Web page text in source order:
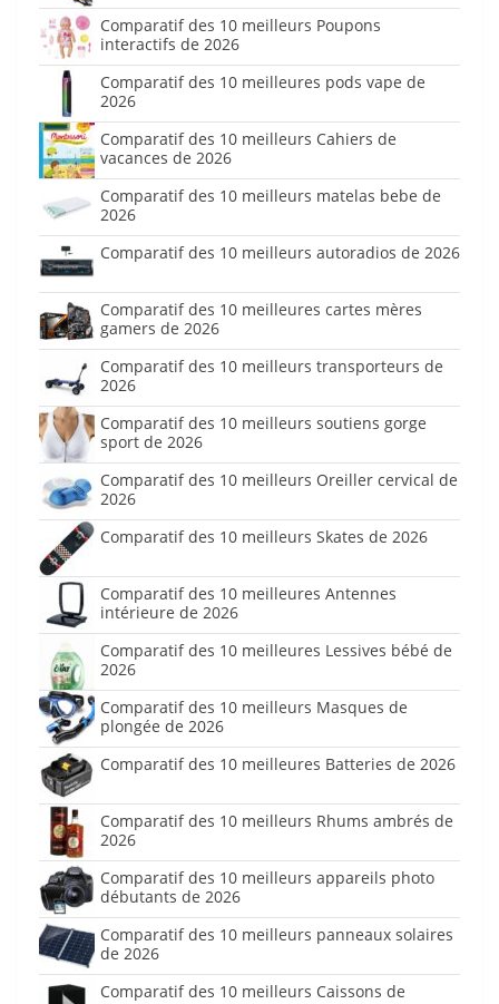
Comparatif des 10 meilleurs Poupons
interactifs de 2026
Comparatif des 10 meilleures pods vape de
2026
Comparatif des 10 meilleurs Cahiers de
vacances de 2026
Comparatif des 10 meilleurs matelas bebe de
2026
Comparatif des 10 meilleurs autoradios de 2026
Comparatif des 10 meilleures cartes mères
gamers de 2026
Comparatif des 10 meilleurs transporteurs de
2026
Comparatif des 10 meilleurs soutiens gorge
sport de 2026
Comparatif des 10 meilleurs Oreiller cervical de
2026
Comparatif des 10 meilleurs Skates de 2026
Comparatif des 10 meilleures Antennes
intérieure de 2026
Comparatif des 10 meilleures Lessives bébé de
2026
Comparatif des 10 meilleurs Masques de
plongée de 2026
Comparatif des 10 meilleures Batteries de 2026
Comparatif des 10 meilleurs Rhums ambrés de
2026
Comparatif des 10 meilleurs appareils photo
débutants de 2026
Comparatif des 10 meilleurs panneaux solaires
de 2026
Comparatif des 10 meilleurs Caissons de